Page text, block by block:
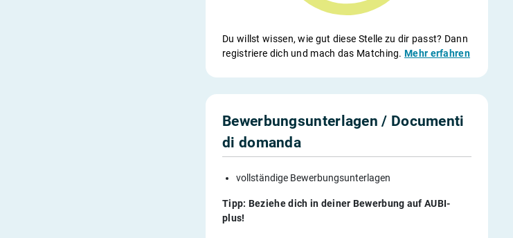
Du willst wissen, wie gut diese Stelle zu dir passt? Dann
registriere dich und mach das Matching.Mehr erfahren
Bewerbungsunterlagen / Documenti
di domanda
vollständige Bewerbungsunterlagen
Tipp: Beziehe dich in deiner Bewerbung auf AUBI-
plus!